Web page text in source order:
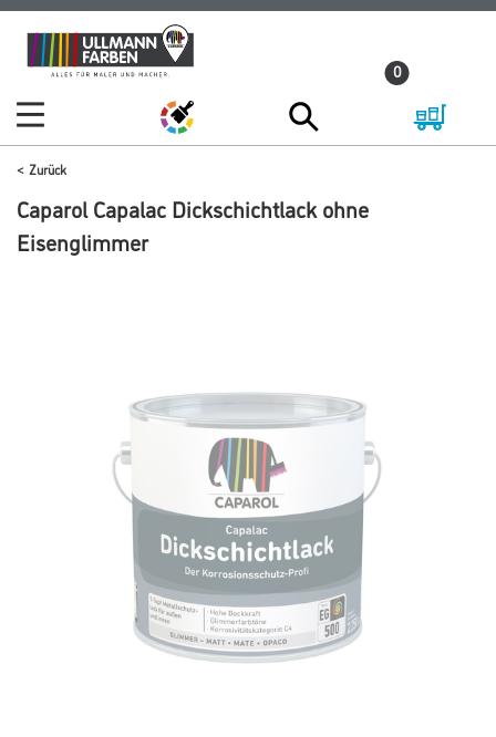
Zum
Inhalt
Zum
Navigationsmenü
0
Zurück
Caparol Capalac Dickschichtlack ohne
Eisenglimmer